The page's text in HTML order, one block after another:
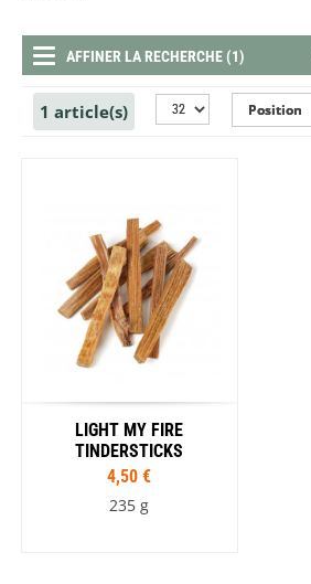
AFFINER LA RECHERCHE (1)
1 article(s)
LIGHT MY FIRE
TINDERSTICKS
4,50 €
235 g